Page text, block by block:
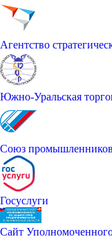
Агентство
Южно-Уральская
Союз
Госуслуги
Сайт